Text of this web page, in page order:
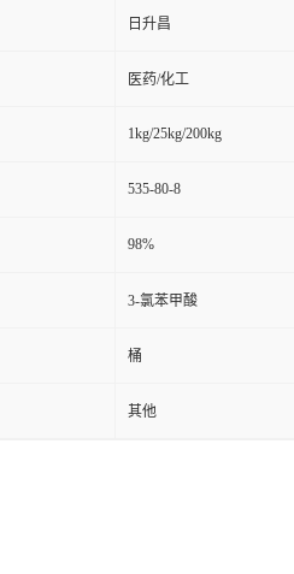
日升昌
医药/化工
1kg/25kg/200kg
535-80-8
98%
3-氯苯甲酸
桶
其他